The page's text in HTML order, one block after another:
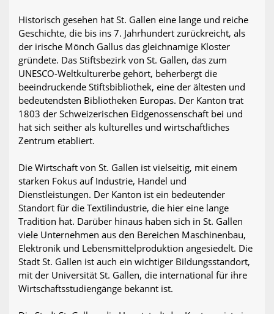
Historisch gesehen hat St. Gallen eine lange und reiche
Geschichte, die bis ins 7. Jahrhundert zurückreicht, als
der irische Mönch Gallus das gleichnamige Kloster
gründete. Das Stiftsbezirk von St. Gallen, das zum
UNESCO-Weltkulturerbe gehört, beherbergt die
beeindruckende Stiftsbibliothek, eine der ältesten und
bedeutendsten Bibliotheken Europas. Der Kanton trat
1803 der Schweizerischen Eidgenossenschaft bei und
hat sich seither als kulturelles und wirtschaftliches
Zentrum etabliert.
Die Wirtschaft von St. Gallen ist vielseitig, mit einem
starken Fokus auf Industrie, Handel und
Dienstleistungen. Der Kanton ist ein bedeutender
Standort für die Textilindustrie, die hier eine lange
Tradition hat. Darüber hinaus haben sich in St. Gallen
viele Unternehmen aus den Bereichen Maschinenbau,
Elektronik und Lebensmittelproduktion angesiedelt. Die
Stadt St. Gallen ist auch ein wichtiger Bildungsstandort,
mit der Universität St. Gallen, die international für ihre
Wirtschaftsstudiengänge bekannt ist.